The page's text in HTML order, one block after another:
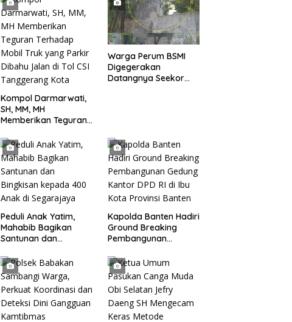
Kompol Darmarwati,
SH, MM, MH
Memberikan Teguran
yang Parkir Dibahu
Jalan di Tol CSI
Tanggerang Kota
Warga Perum BSMI
Digegerakan
Datangnya Seekor
Peduli Anak Yatim,
Mahabib Bagikan
Santunan dan
Anak di Segarajaya
Kapolda Banten Hadiri
Ground Breaking
Pembangunan
di Ibu Kota Provinsi
Banten